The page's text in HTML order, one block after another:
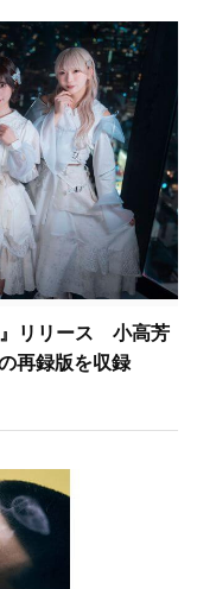
リリース 小高芳
再録版を収録